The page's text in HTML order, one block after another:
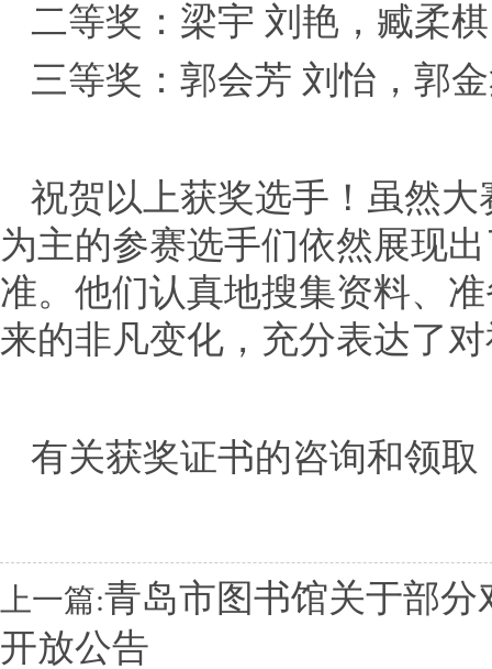
二等奖：梁宇 刘艳，臧柔
三等奖：郭会芳 刘怡，郭
祝贺以上获奖选手！虽然
为主的参赛选手们依然展现
准。他们认真地搜集资料、
来的非凡变化，充分表达了
有关获奖证书的咨询和领
上一篇:青岛市图书馆关于部
开放公告